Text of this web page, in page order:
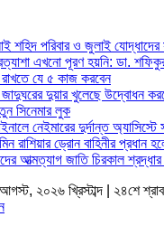
শহিদ পরিবার ও জুলাই যোদ্ধাদের
এখনো পূরণ হয়নি: ডা.
যে ৫ কাজ করবেন
দুয়ার খুলেছে উদ্বোধন
সিনেমার লুক
নেইমারের দুর্দান্ত
রাশিয়ার ড্রোন বাহিনীর প্রধান
আত্মত্যাগ জাতি চিরকাল শ্রদ্ধার
২০২৬ খ্রিস্টাব্দ | ২৪শে